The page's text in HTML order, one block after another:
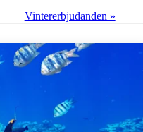
Vintererbjudanden »